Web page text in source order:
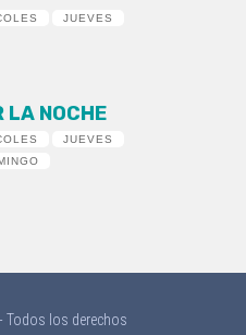
JUEVES
LA NOCHE
JUEVES
Todos los derechos